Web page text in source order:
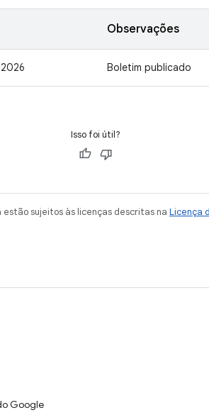
Observações
Boletim publicado
Isso foi útil?
sujeitos às licenças descritas na Licença
Google